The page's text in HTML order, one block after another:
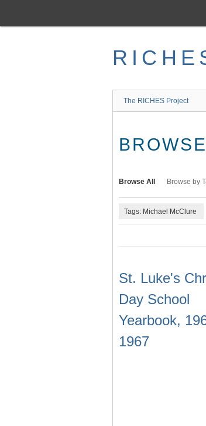
main
The RICHES Project
Browse All Browse by
Tags: Michael McClure
St. Luke's
Day School
Yearbook,
1967